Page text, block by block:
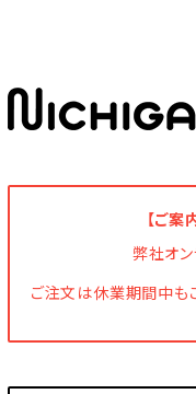
【ご
弊社オン
ご注文は休業期間中も